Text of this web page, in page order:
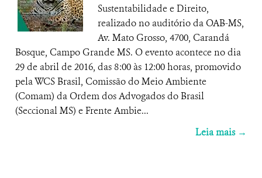
Sustentabilidade e Direito,
realizado no auditório da OAB-MS,
Av. Mato Grosso, 4700, Carandá
Bosque, Campo Grande MS. O evento acontece no dia
29 de abril de 2016, das 8:00 às 12:00 horas, promovido
pela WCS Brasil, Comissão do Meio Ambiente
(Comam) da Ordem dos Advogados do Brasil
(Seccional MS) e Frente Ambie...
Leia mais →